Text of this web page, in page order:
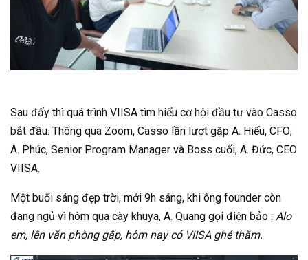
Sau đấy thì quá trình VIISA tìm hiểu cơ hội đầu tư vào Casso
bắt đầu. Thông qua Zoom, Casso lần lượt gặp A. Hiếu, CFO;
A. Phúc, Senior Program Manager và Boss cuối, A. Đức, CEO
VIISA.
Một buổi sáng đẹp trời, mới 9h sáng, khi ông founder còn
đang ngủ vì hôm qua cày khuya, A. Quang gọi điện bảo : Alo
em, lên văn phòng gấp, hôm nay có VIISA ghé thăm.